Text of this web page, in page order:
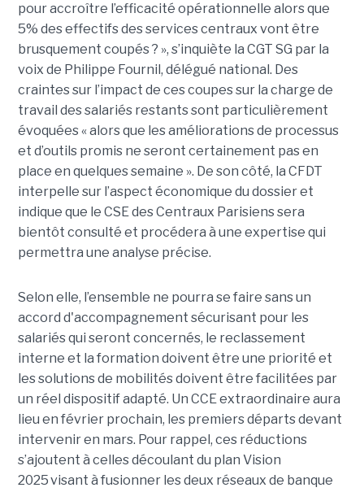
pour accroître l’efficacité opérationnelle alors que
5% des effectifs des services centraux vont être
brusquement coupés ? », s’inquiète la CGT SG par la
voix de Philippe Fournil, délégué national. Des
craintes sur l’impact de ces coupes sur la charge de
travail des salariés restants sont particulièrement
évoquées « alors que les améliorations de processus
et d’outils promis ne seront certainement pas en
place en quelques semaine ». De son côté, la CFDT
interpelle sur l’aspect économique du dossier et
indique que le CSE des Centraux Parisiens sera
bientôt consulté et procédera à une expertise qui
permettra une analyse précise.
Selon elle, l’ensemble ne pourra se faire sans un
accord d'accompagnement sécurisant pour les
salariés qui seront concernés, le reclassement
interne et la formation doivent être une priorité et
les solutions de mobilités doivent être facilitées par
un réel dispositif adapté. Un CCE extraordinaire aura
lieu en février prochain, les premiers départs devant
intervenir en mars. Pour rappel, ces réductions
s’ajoutent à celles découlant du plan Vision
2025 visant à fusionner les deux réseaux de banque